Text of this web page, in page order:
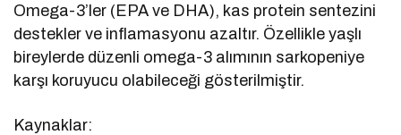
Omega-3’ler (EPA ve DHA), kas protein sentezini
destekler ve inflamasyonu azaltır. Özellikle yaşlı
bireylerde düzenli omega-3 alımının sarkopeniye
karşı koruyucu olabileceği gösterilmiştir.
Kaynaklar: